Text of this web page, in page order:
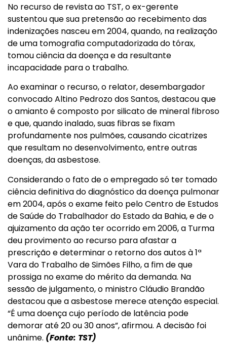
No recurso de revista ao TST, o ex-gerente
sustentou que sua pretensão ao recebimento das
indenizações nasceu em 2004, quando, na realização
de uma tomografia computadorizada do tórax,
tomou ciência da doença e da resultante
incapacidade para o trabalho.
Ao examinar o recurso, o relator, desembargador
convocado Altino Pedrozo dos Santos, destacou que
o amianto é composto por silicato de mineral fibroso
e que, quando inalado, suas fibras se fixam
profundamente nos pulmões, causando cicatrizes
que resultam no desenvolvimento, entre outras
doenças, da asbestose.
Considerando o fato de o empregado só ter tomado
ciência definitiva do diagnóstico da doença pulmonar
em 2004, após o exame feito pelo Centro de Estudos
de Saúde do Trabalhador do Estado da Bahia, e de o
ajuizamento da ação ter ocorrido em 2006, a Turma
deu provimento ao recurso para afastar a
prescrição e determinar o retorno dos autos à 1ª
Vara do Trabalho de Simões Filho, a fim de que
prossiga no exame do mérito da demanda. Na
sessão de julgamento, o ministro Cláudio Brandão
destacou que a asbestose merece atenção especial.
“É uma doença cujo período de latência pode
demorar até 20 ou 30 anos”, afirmou. A decisão foi
unânime. (Fonte: TST)